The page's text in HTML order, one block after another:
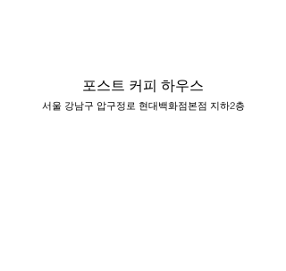
포스트 커피 하우스
서울 강남구 압구정로 현대백화점본점 지하2층